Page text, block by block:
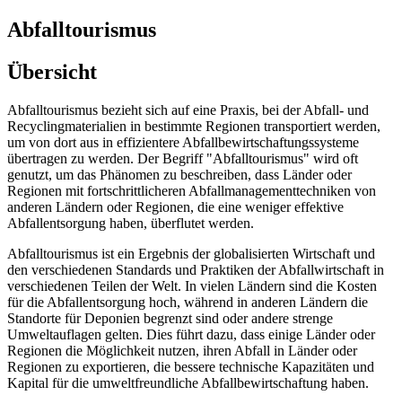
Abfalltourismus
Übersicht
Abfalltourismus bezieht sich auf eine Praxis, bei der Abfall- und
Recyclingmaterialien in bestimmte Regionen transportiert werden,
um von dort aus in effizientere Abfallbewirtschaftungssysteme
übertragen zu werden. Der Begriff "Abfalltourismus" wird oft
genutzt, um das Phänomen zu beschreiben, dass Länder oder
Regionen mit fortschrittlicheren Abfallmanagementtechniken von
anderen Ländern oder Regionen, die eine weniger effektive
Abfallentsorgung haben, überflutet werden.
Abfalltourismus ist ein Ergebnis der globalisierten Wirtschaft und
den verschiedenen Standards und Praktiken der Abfallwirtschaft in
verschiedenen Teilen der Welt. In vielen Ländern sind die Kosten
für die Abfallentsorgung hoch, während in anderen Ländern die
Standorte für Deponien begrenzt sind oder andere strenge
Umweltauflagen gelten. Dies führt dazu, dass einige Länder oder
Regionen die Möglichkeit nutzen, ihren Abfall in Länder oder
Regionen zu exportieren, die bessere technische Kapazitäten und
Kapital für die umweltfreundliche Abfallbewirtschaftung haben.